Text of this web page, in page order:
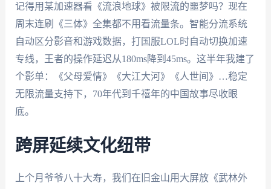
记得用某加速器看《流浪地球》被限流的噩梦吗？现在
周末连刷《三体》全集都不用看流量条。智能分流系统
自动区分影音和游戏数据，打国服LOL时自动切换加速
专线，王者的操作延迟从180ms降到45ms。这半年我建了
个影单：《父母爱情》《大江大河》《人世间》…稳定
无限流量支持下，70年代到千禧年的中国故事尽收眼
底。
跨屏延续文化纽带
上个月爷爷八十大寿，我们在旧金山用大屏放《武林外